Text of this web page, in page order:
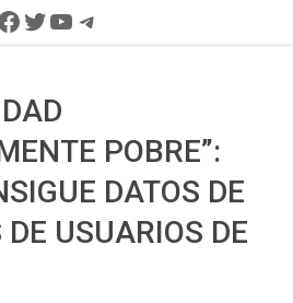
Twitter
YouTube
Telegram
POBRE”:
DATOS DE
USUARIOS DE